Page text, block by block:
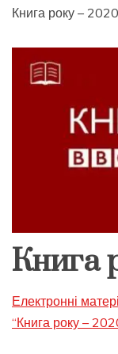
Книга року – 2020
Книга
Електронні
“Книга року –